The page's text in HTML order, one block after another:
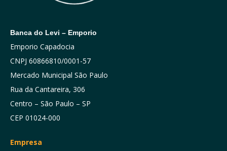
Banca do Levi – Emporio
Emporio Capadocia
CNPJ 60866810/0001-57
Mercado Municipal São Paulo
Rua da Cantareira, 306
Centro – São Paulo – SP
CEP 01024-000
Empresa